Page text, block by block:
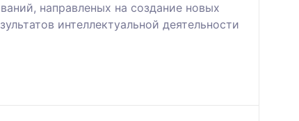
направленых на создание новых
интеллектуальной деятельности